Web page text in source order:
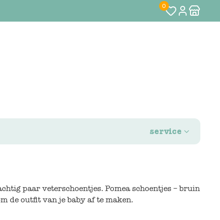
0
service
paar veterschoentjes. Pomea schoentjes – bruin
de outfit van je baby af te maken.